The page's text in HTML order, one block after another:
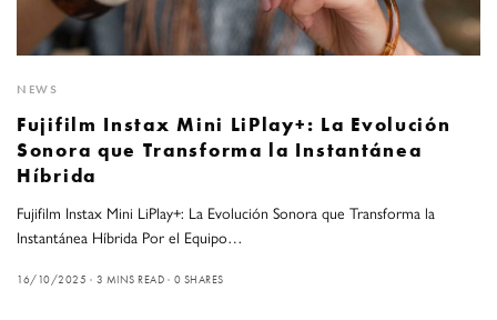
NEWS
Fujifilm Instax Mini LiPlay+: La Evolución
Sonora que Transforma la Instantánea
Híbrida
Fujifilm Instax Mini LiPlay+: La Evolución Sonora que Transforma la
Instantánea Híbrida Por el Equipo…
16/10/2025 3 MINS READ 0 SHARES